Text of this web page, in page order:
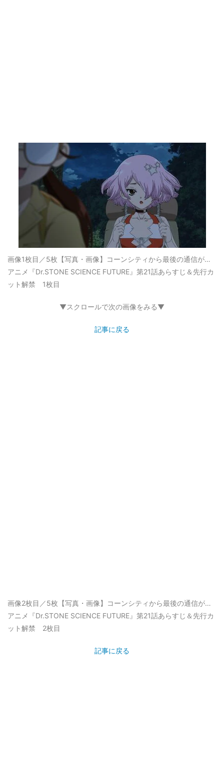
画像1枚目／5枚 【写真・画像】コーンシティから最後の通信が…
アニメ『Dr.STONE SCIENCE FUTURE』第21話あらすじ＆先行カ
ット解禁 1枚目
▼スクロールで次の画像をみる▼
記事に戻る
画像2枚目／5枚 【写真・画像】コーンシティから最後の通信が…
アニメ『Dr.STONE SCIENCE FUTURE』第21話あらすじ＆先行カ
ット解禁 2枚目
記事に戻る